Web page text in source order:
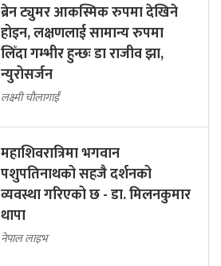
ब्रेन ट्युमर आकस्मिक रुपमा देखिने
होइन, लक्षणलाई सामान्य रुपमा
लिँदा गम्भीर हुन्छः डा राजीव झा,
न्युरोसर्जन
लक्ष्मी चौलागाईं
महाशिवरात्रिमा भगवान
पशुपतिनाथको सहजै दर्शनको
व्यवस्था गरिएको छ - डा. मिलनकुमार
थापा
नेपाल लाइभ